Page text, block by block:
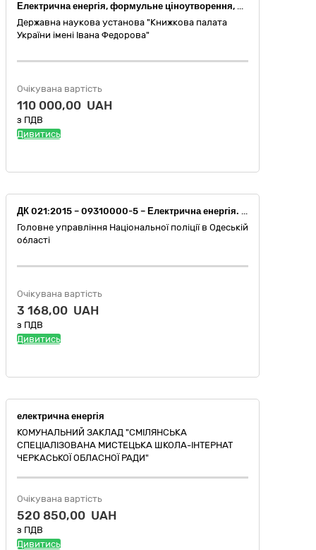
Електрична енергія, формульне ціноутворення, без розподілу
Державна наукова установа "Книжкова палата
України імені Івана Федорова"
Очікувана вартість
110 000,00 UAH
з ПДВ
Дивитись
ДК 021:2015 – 09310000-5 – Електрична енергія. Електрична енергія (універсальна послуга)
Головне управління Національної поліції в Одеській
області
Очікувана вартість
3 168,00 UAH
з ПДВ
Дивитись
електрична енергія
КОМУНАЛЬНИЙ ЗАКЛАД "СМІЛЯНСЬКА
СПЕЦІАЛІЗОВАНА МИСТЕЦЬКА ШКОЛА-ІНТЕРНАТ
ЧЕРКАСЬКОЇ ОБЛАСНОЇ РАДИ"
Очікувана вартість
520 850,00 UAH
з ПДВ
Дивитись